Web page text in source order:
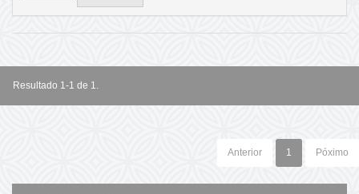
Resultado 1-1 de 1.
Anterior 1 Póximo